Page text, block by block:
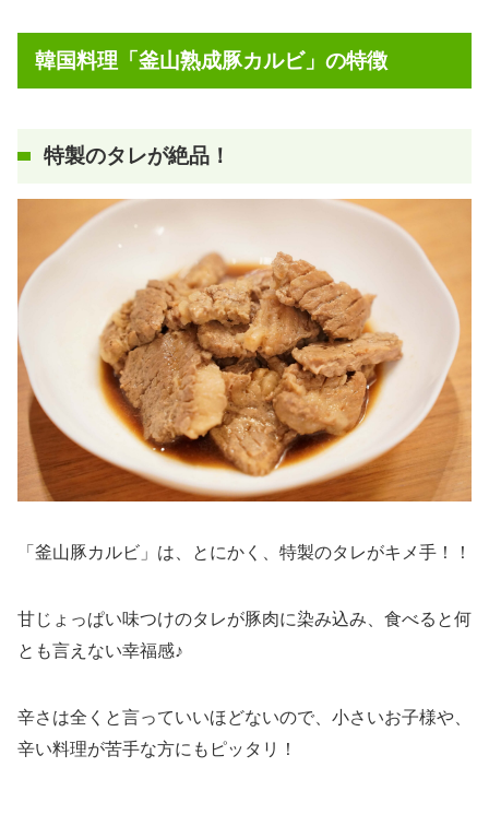
韓国料理「釜山熟成豚カルビ」の特徴
特製のタレが絶品！
「釜山豚カルビ」は、とにかく、特製のタレがキメ手！！
甘じょっぱい味つけのタレが豚肉に染み込み、食べると何
とも言えない幸福感♪
辛さは全くと言っていいほどないので、小さいお子様や、
辛い料理が苦手な方にもピッタリ！